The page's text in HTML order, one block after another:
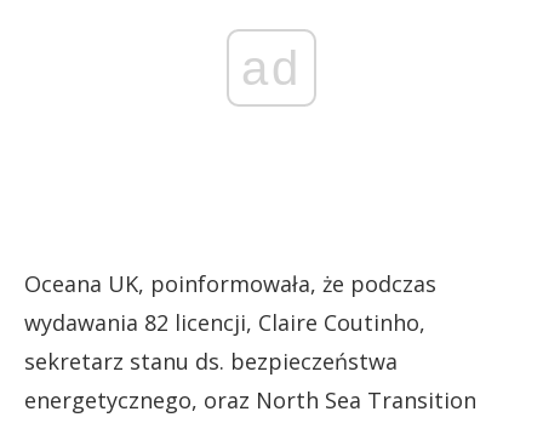
ad
Oceana UK, poinformowała, że podczas
wydawania 82 licencji, Claire Coutinho,
sekretarz stanu ds. bezpieczeństwa
energetycznego, oraz North Sea Transition